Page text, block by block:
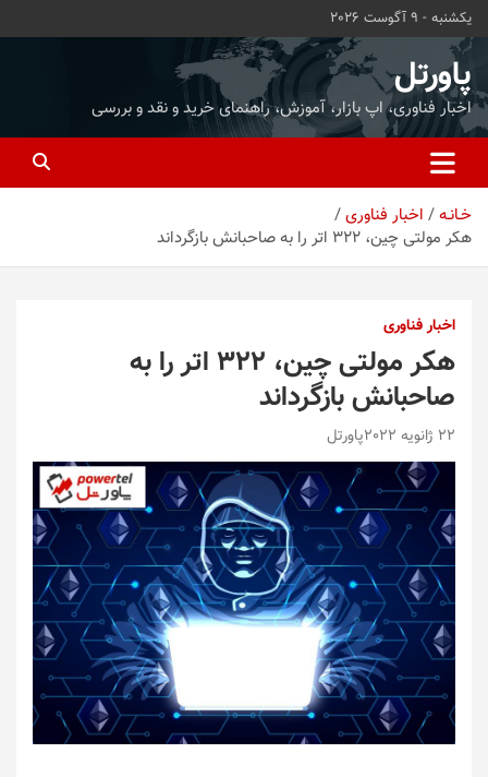
محتوا
بروید
یکشنبه - 9 آگوست 2026
پاورتل
اخبار فناوری، اپ بازار، آموزش، راهنمای خرید و نقد و بررسی
خـانـه
اخبار فناوری
هکر مولتی چین، 322 اتر را به صاحبانش بازگرداند
اخبار فناوری
هکر مولتی چین، 322 اتر را به
صاحبانش بازگرداند
22 ژانویه 2022 پاورتل